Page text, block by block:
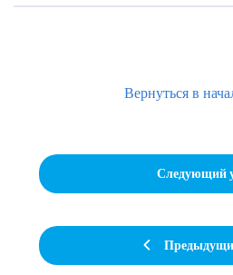
Вернуться в
Следующий